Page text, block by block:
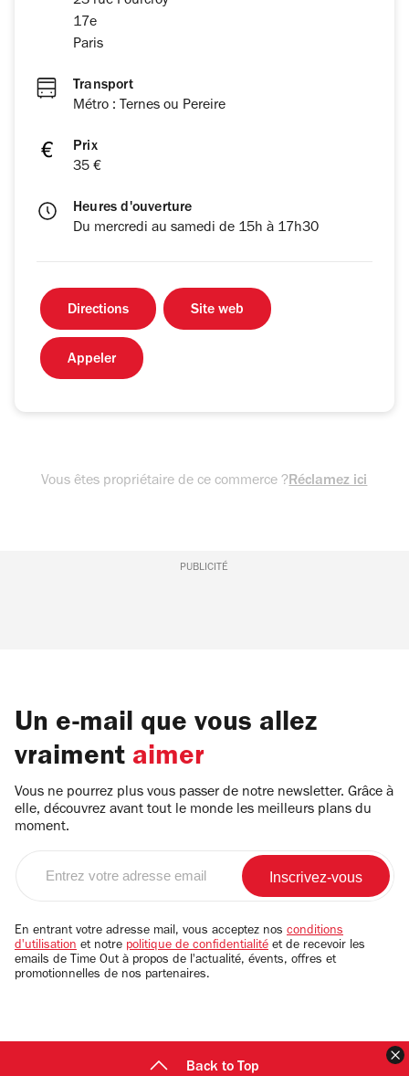
17e
Paris
Transport
Métro : Ternes ou Pereire
Prix
35 €
Heures d'ouverture
Du mercredi au samedi de 15h à 17h30
Directions Site web
Appeler
Vous êtes propriétaire de ce commerce ?Réclamez ici
PUBLICITÉ
Un e-mail que vous allez
vraiment aimer
Vous ne pourrez plus vous passer de notre newsletter. Grâce à
elle, découvrez avant tout le monde les meilleurs plans du
moment.
email
En entrant votre adresse mail, vous acceptez nos conditions
d'utilisation et notre politique de confidentialité et de recevoir les
emails de Time Out à propos de l'actualité, évents, offres et
promotionnelles de nos partenaires.
Back to Top